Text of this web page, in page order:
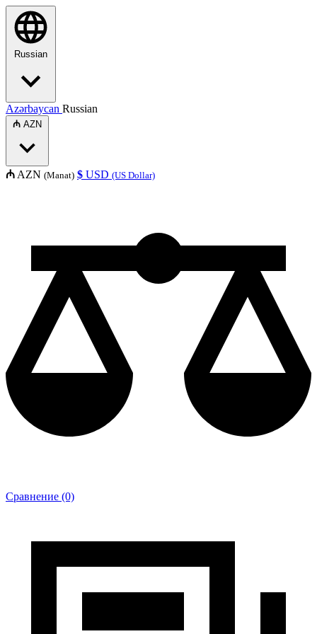
Russian
Azərbaycan Russian
₼ AZN
₼ AZN (Manat) $ USD (US Dollar)
Сравнение (0)